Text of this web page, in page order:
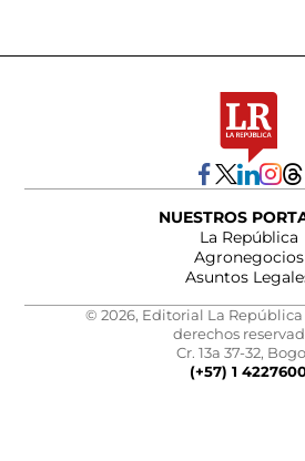
NUESTROS
La República
Agronegocios
Asuntos
© 2026, Editorial La República
derechos
Cr. 13a 37-32,
(+57) 1